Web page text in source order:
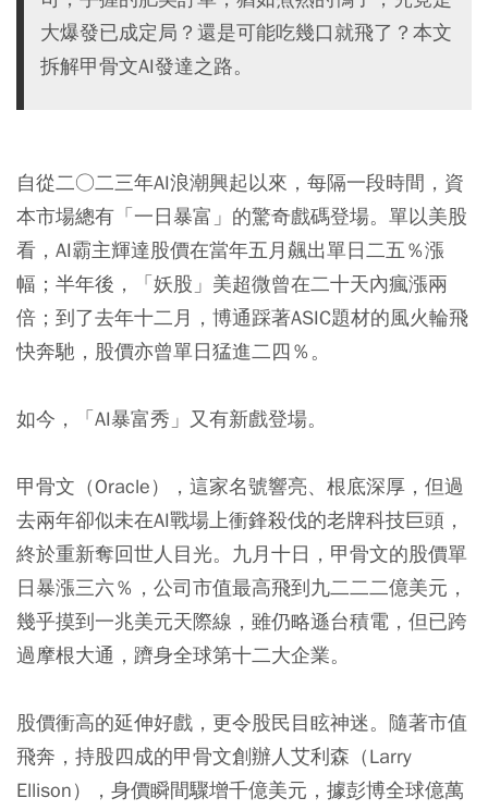
大爆發已成定局？還是可能吃幾口就飛了？本文
拆解甲骨文AI發達之路。
自從二○二三年AI浪潮興起以來，每隔一段時間，資
本市場總有「一日暴富」的驚奇戲碼登場。單以美股
看，AI霸主輝達股價在當年五月飆出單日二五％漲
幅；半年後，「妖股」美超微曾在二十天內瘋漲兩
倍；到了去年十二月，博通踩著ASIC題材的風火輪飛
快奔馳，股價亦曾單日猛進二四％。
如今，「AI暴富秀」又有新戲登場。
甲骨文（Oracle），這家名號響亮、根底深厚，但過
去兩年卻似未在AI戰場上衝鋒殺伐的老牌科技巨頭，
終於重新奪回世人目光。九月十日，甲骨文的股價單
日暴漲三六％，公司市值最高飛到九二二二億美元，
幾乎摸到一兆美元天際線，雖仍略遜台積電，但已跨
過摩根大通，躋身全球第十二大企業。
股價衝高的延伸好戲，更令股民目眩神迷。隨著市值
飛奔，持股四成的甲骨文創辦人艾利森（Larry
Ellison），身價瞬間驟增千億美元，據彭博全球億萬